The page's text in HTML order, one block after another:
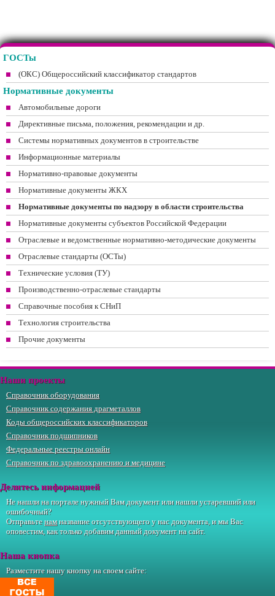
ГОСТы
(ОКС) Общероссийский классификатор стандартов
Нормативные документы
Автомобильные дороги
Директивные письма, положения, рекомендации и др.
Системы нормативных документов в строительстве
Информационные материалы
Нормативно-правовые документы
Нормативные документы ЖКХ
Нормативные документы по надзору в области строительства
Нормативные документы субъектов Российской Федерации
Отраслевые и ведомственные нормативно-методические документы
Отраслевые стандарты (ОСТы)
Технические условия (ТУ)
Производственно-отраслевые стандарты
Справочные пособия к СНиП
Технология строительства
Прочие документы
Наши проекты
Справочник оборудования
Справочник содержания драгметаллов
Коды общероссийских классификаторов
Справочник подшипников
Федеральные реестры онлайн
Справочник по здравоохранению и медицине
Делитесь информацией
Не нашли на портале нужный Вам документ или нашли устаревший или
ошибочный?
Отправьтенамназвание отсутствующего у нас документа, и мы Вас
оповестим, как только добавим данный документ на сайт.
Наша кнопка
Разместите нашу кнопку на своем сайте: